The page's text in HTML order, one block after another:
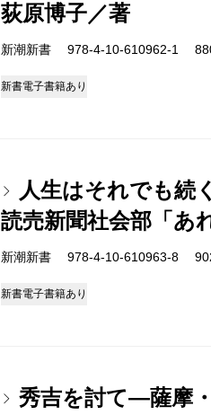
荻原博子／著
新潮新書 978-4-10-610962-1
新書電子書籍あり
人生はそれでも続く
読売新聞社会部「あ
新潮新書 978-4-10-610963-8
新書電子書籍あり
秀吉を討て―薩摩